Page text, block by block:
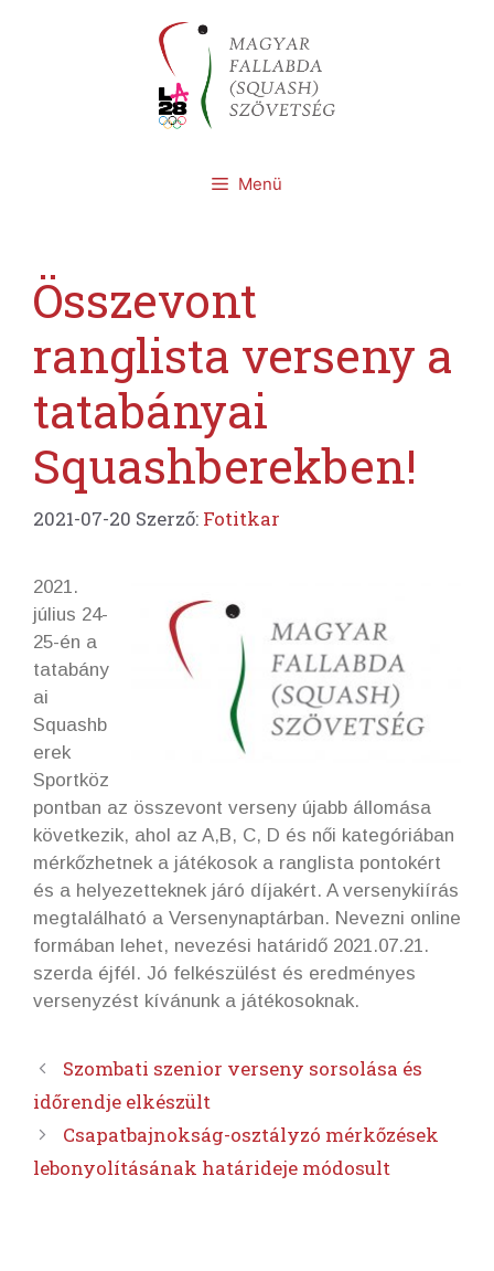
Menü
Összevont
ranglista verseny a
tatabányai
Squashberekben!
2021-07-20 Szerző: Fotitkar
2021.
július 24-
25-én a
tatabány
ai
Squashb
erek
Sportköz
pontban az összevont verseny újabb állomása
következik, ahol az A,B, C, D és női kategóriában
mérkőzhetnek a játékosok a ranglista pontokért
és a helyezetteknek járó díjakért. A versenykiírás
megtalálható a Versenynaptárban. Nevezni online
formában lehet, nevezési határidő 2021.07.21.
szerda éjfél. Jó felkészülést és eredményes
versenyzést kívánunk a játékosoknak.
Szombati szenior verseny sorsolása és
időrendje elkészült
Csapatbajnokság-osztályzó mérkőzések
lebonyolításának határideje módosult